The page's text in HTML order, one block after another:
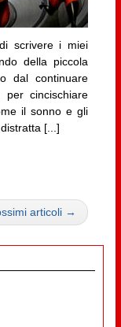
scrivere i miei
della piccola
dal continuare
cincischiare
il sonno e gli
[...]
articoli →